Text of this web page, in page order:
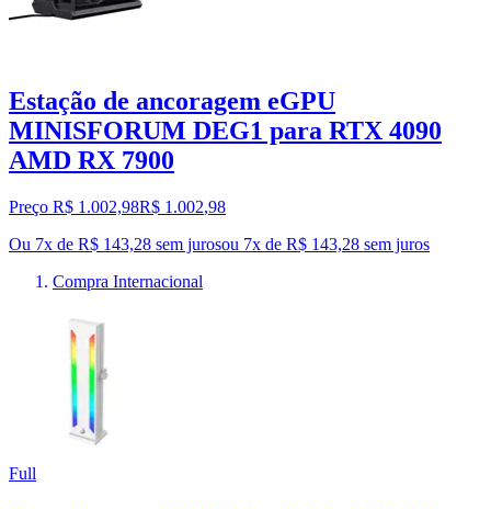
Estação de ancoragem eGPU
MINISFORUM DEG1 para RTX 4090
AMD RX 7900
Preço R$ 1.002,98R$ 1.002,98
Ou 7x de R$ 143,28 sem jurosou 7x de R$ 143,28 sem juros
Compra Internacional
Full